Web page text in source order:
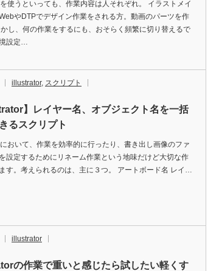
を使うといっても、作業内容は人それぞれ。 イラストメイ
やDTPでデザイン作業をされる方。動画のパーツを作
し、何の作業をするにも、おそらく頻繁に切り替えるで
設定…
illustrator, スクリプト
】レイヤー名、オブジェクト名を一括
るスクリプト
において、作業を効率的に行ったり、書き出し画像のファ
設定するためにリネーム作業という地味だけど大切な作
す。考えられるのは、主に３つ。 アートボード名 レイ…
illustrator
の作業で重いと感じたら試したい軽くす